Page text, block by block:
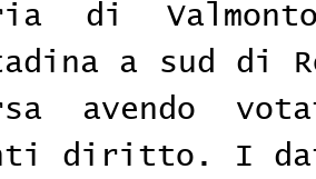
di
a sud di
avendo
diritto. I